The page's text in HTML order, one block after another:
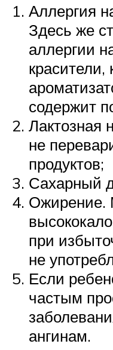
Аллергия
Здесь же
аллергии
красители,
содержит
Лактозная
не
продуктов;
Сахарный
Ожирение.
при
не
Если
частым
ангинам.